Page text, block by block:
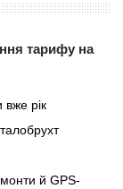
тарифу на
рік
й GPS-